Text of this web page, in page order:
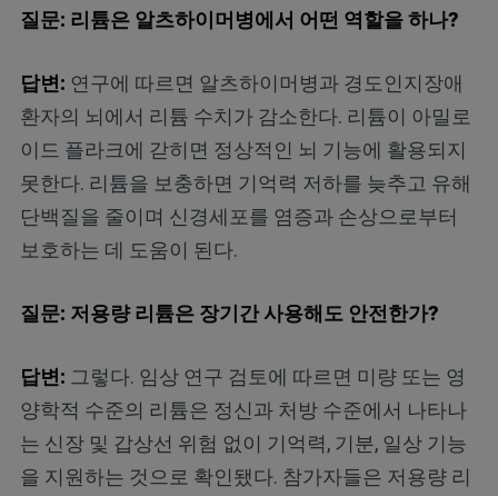
질문: 리튬은 알츠하이머병에서 어떤 역할을 하나?
답변: 연구에 따르면 알츠하이머병과 경도인지장애
환자의 뇌에서 리튬 수치가 감소한다. 리튬이 아밀로
이드 플라크에 갇히면 정상적인 뇌 기능에 활용되지
못한다. 리튬을 보충하면 기억력 저하를 늦추고 유해
단백질을 줄이며 신경세포를 염증과 손상으로부터
보호하는 데 도움이 된다.
질문: 저용량 리튬은 장기간 사용해도 안전한가?
답변: 그렇다. 임상 연구 검토에 따르면 미량 또는 영
양학적 수준의 리튬은 정신과 처방 수준에서 나타나
는 신장 및 갑상선 위험 없이 기억력, 기분, 일상 기능
을 지원하는 것으로 확인됐다. 참가자들은 저용량 리